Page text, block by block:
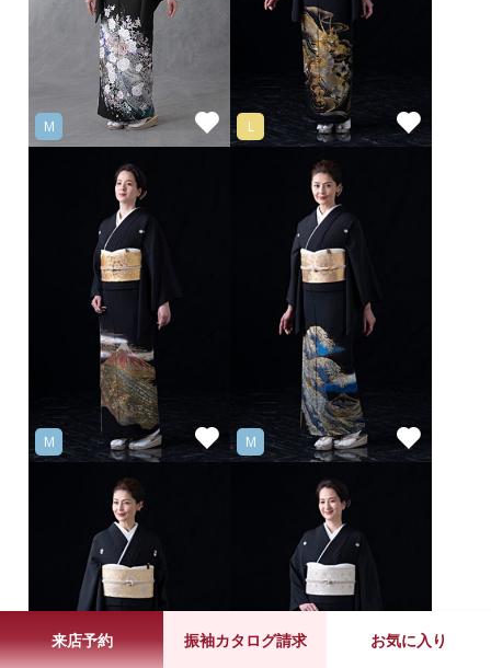
来店予約 振袖カタログ請求 お気に入り
M L
M M